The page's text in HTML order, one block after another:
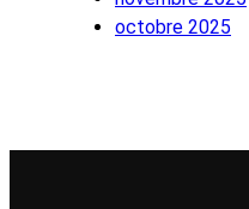
octobre 2025